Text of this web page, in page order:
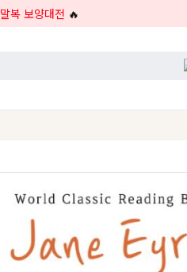
말복 보양대전 🔥